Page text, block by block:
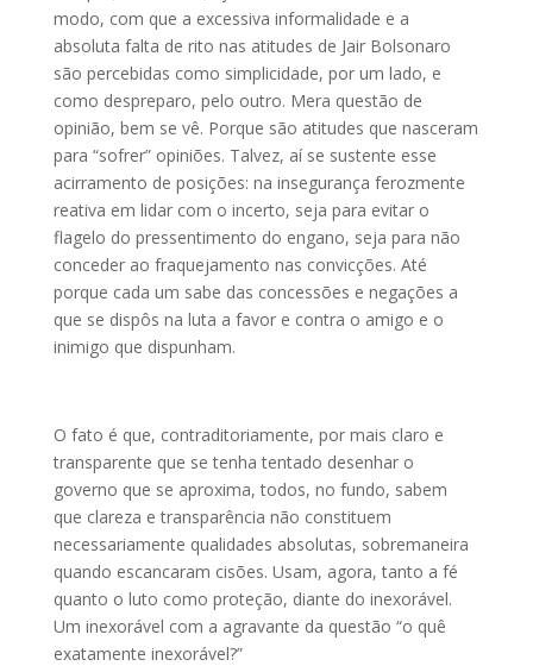
modo, com que a excessiva informalidade e a
absoluta falta de rito nas atitudes de Jair Bolsonaro
são percebidas como simplicidade, por um lado, e
como despreparo, pelo outro. Mera questão de
opinião, bem se vê. Porque são atitudes que nasceram
para “sofrer” opiniões. Talvez, aí se sustente esse
acirramento de posições: na insegurança ferozmente
reativa em lidar com o incerto, seja para evitar o
flagelo do pressentimento do engano, seja para não
conceder ao fraquejamento nas convicções. Até
porque cada um sabe das concessões e negações a
que se dispôs na luta a favor e contra o amigo e o
inimigo que dispunham.
O fato é que, contraditoriamente, por mais claro e
transparente que se tenha tentado desenhar o
governo que se aproxima, todos, no fundo, sabem
que clareza e transparência não constituem
necessariamente qualidades absolutas, sobremaneira
quando escancaram cisões. Usam, agora, tanto a fé
quanto o luto como proteção, diante do inexorável.
Um inexorável com a agravante da questão “o quê
exatamente inexorável?”